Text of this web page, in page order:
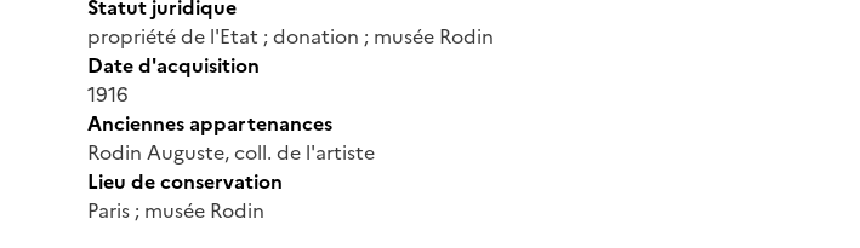
Statut juridique
propriété de l'Etat ; donation ; musée Rodin
Date d'acquisition
1916
Anciennes appartenances
Rodin Auguste, coll. de l'artiste
Lieu de conservation
Paris ; musée Rodin